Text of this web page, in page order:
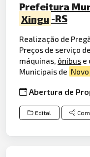
Prefeitura
Xingu -RS
Realização de
Preços de serviço
máquinas, ônibus e
Municipais de Novo
Abertura de
Edital